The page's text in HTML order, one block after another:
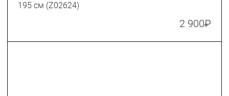
195 см (Z02624)
2 900₽